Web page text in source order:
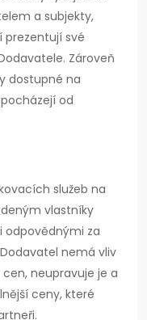
a subjekty,
prezentují své
Zároveň
dostupné na
od
služeb na
vlastníky
odpovědnými za
nemá vliv
neupravuje je a
ceny, které